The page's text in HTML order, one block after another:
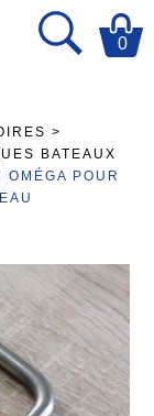
0
>
BATEAUX
POUR